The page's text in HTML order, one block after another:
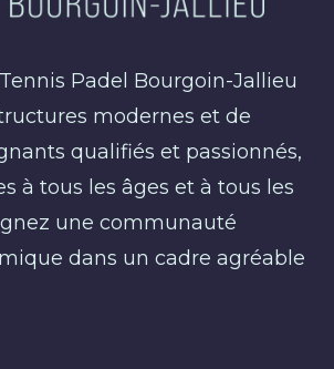
Padel Bourgoin-Jallieu
modernes et de
qualifiés et passionnés,
à tous les âges et à tous les
une communauté
dans un cadre agréable